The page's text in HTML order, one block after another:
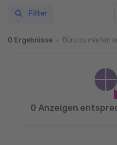
0 Ergebnisse Büro zu mieten
Filter
0 Anzeigen